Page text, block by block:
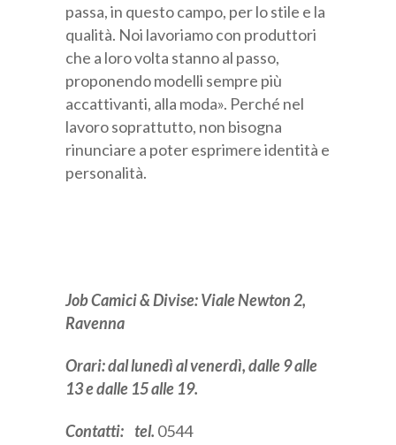
passa, in questo campo, per lo stile e la
qualità. Noi lavoriamo con produttori
che a loro volta stanno al passo,
proponendo modelli sempre più
accattivanti, alla moda». Perché nel
lavoro soprattutto, non bisogna
rinunciare a poter esprimere identità e
personalità.
Job Camici & Divise: Viale Newton 2,
Ravenna
Orari: dal lunedì al venerdì, dalle 9 alle
13 e dalle 15 alle 19.
Contatti: tel.0544